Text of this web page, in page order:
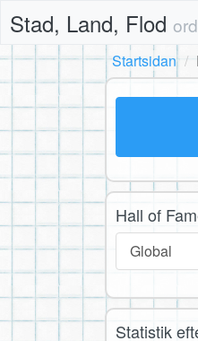
Stad, Land, Flod
Startsidan
Hall of
Global
Statistik